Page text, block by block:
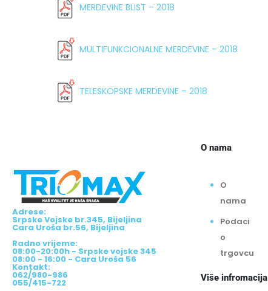
MERDEVINE BLIST – 2018
MULTIFUNKCIONALNE MERDEVINE – 2018
TELESKOPSKE MERDEVINE – 2018
Adrese:
Srpske Vojske br.345, Bijeljina
Cara Uroša br.56, Bijeljina
Radno vrijeme:
08:00-20:00h - Srpske vojske 345
08:00 - 16:00 - Cara Uroša 56
Kontakt:
062/980-986
055/415-722
O nama
O
nama
Podaci
o
trgovcu
Više infromacija